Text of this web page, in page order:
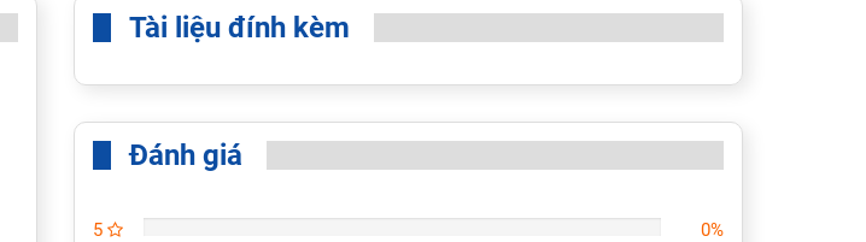
Tài liệu đính kèm
Đánh giá
5
0%